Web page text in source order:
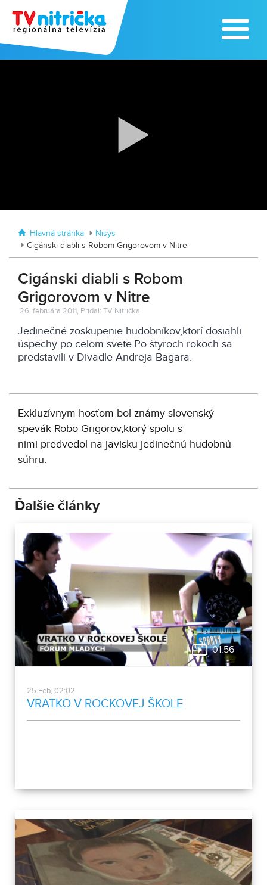
Výrobe medu zasvätil celý svoj život
Hlavná stránka
Nisys
Cigánski diabli s Robom Grigorovom v Nitre
Cigánski diabli s Robom
Grigorovom v Nitre
26. februára 2011, Pridal: TV Nitrička
Jedinečné zoskupenie hudobníkov,ktorí dosiahli
úspechy po celom svete.Po štyroch rokoch sa
predstavili v Divadle Andreja Bagara.
Exkluzívnym hosťom bol známy slovenský
spevák Robo Grigorov,ktorý spolu s
nimi predvedol na javisku jedinečnú hudobnú
súhru.
Ďalšie články
01:56
25.Feb, 02:02
VRATKO V ROCKOVEJ ŠKOLE